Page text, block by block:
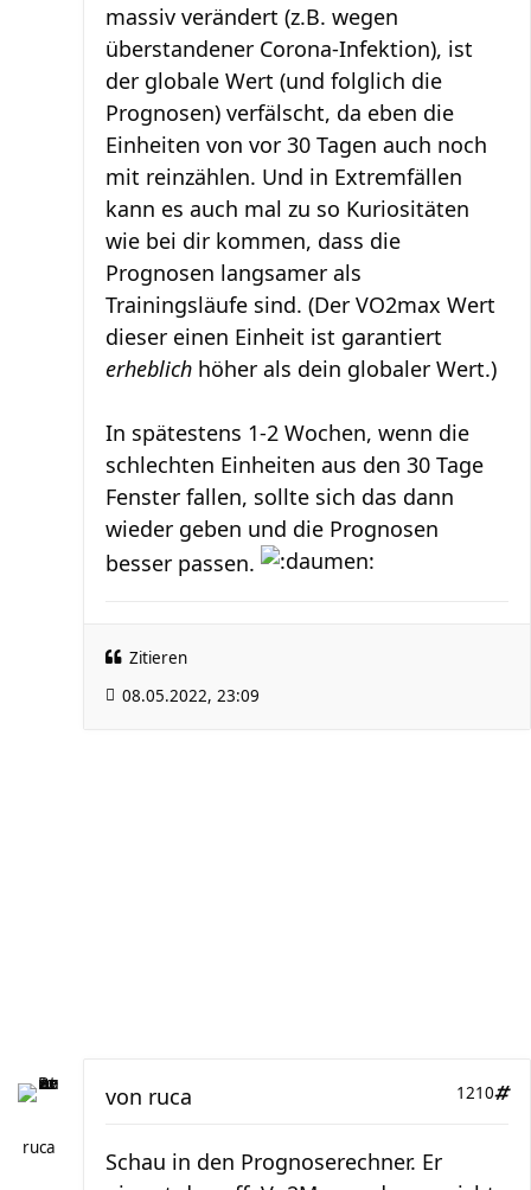
massiv verändert (z.B. wegen
überstandener Corona-Infektion), ist
der globale Wert (und folglich die
Prognosen) verfälscht, da eben die
Einheiten von vor 30 Tagen auch noch
mit reinzählen. Und in Extremfällen
kann es auch mal zu so Kuriositäten
wie bei dir kommen, dass die
Prognosen langsamer als
Trainingsläufe sind. (Der VO2max Wert
dieser einen Einheit ist garantiert
erheblich höher als dein globaler Wert.)
In spätestens 1-2 Wochen, wenn die
schlechten Einheiten aus den 30 Tage
Fenster fallen, sollte sich das dann
wieder geben und die Prognosen
besser passen.
Zitieren
08.05.2022, 23:09
ruca
1210
von ruca
Schau in den Prognoserechner. Er